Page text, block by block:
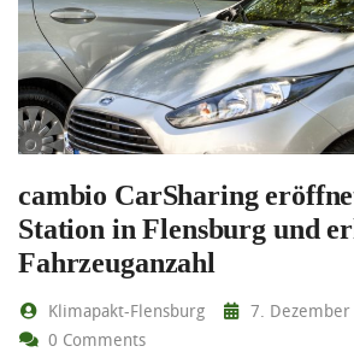
cambio CarSharing
Station in Flensburg und
Fahrzeuganzahl
Klimapakt-Flensburg
7. Dezember
0 Comments